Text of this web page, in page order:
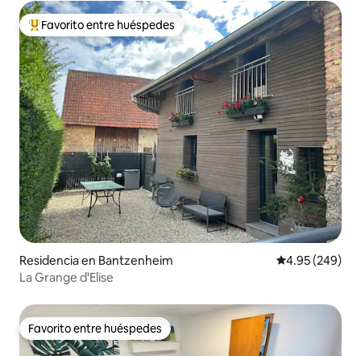
De los mejores en Favorito entre huéspedes
Favorito entre huéspedes
Residencia en Bantzenheim Calificación
4.95 (249)
La Grange d'Elise
Favorito entre huéspedes
Favorito entre huéspedes